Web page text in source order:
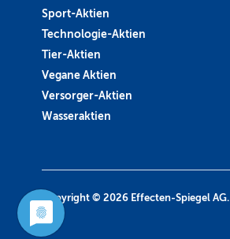
Sport-Aktien
Technologie-Aktien
Tier-Aktien
Vegane Aktien
Versorger-Aktien
Wasseraktien
Copyright © 2026 Effecten-Spiegel AG.